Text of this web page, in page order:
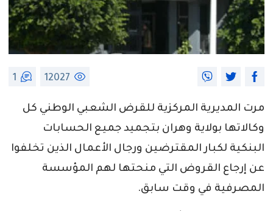
12027
1
مرت المديرية المركزية للقرض الشعبي الوطني كل
وكالاتها بولاية وهران بتجميد جميع الحسابات
البنكية لكبار المقترضين ورجال الأعمال الذين تخلفوا
عن إرجاع القروض التي منحتها لهم المؤسسة
المصرفية في وقت سابق.